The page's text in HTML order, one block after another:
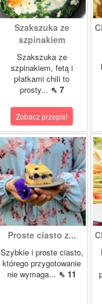
Szakszuka ze
szpinakiem
Szakszuka ze
szpinakiem, fetą i
płatkami chili to
prosty... ⇖ 7
Zobacz przepis!
Proste ciasto z...
Szybkie i proste ciasto,
którego przygotowanie
nie wymaga... ⇖ 11